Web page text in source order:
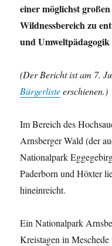
einer möglichst
Wildnessbereich zu
und
(Der Bericht ist am 7.
Bürgerlisteerschienen.)
Im Bereich des
Arnsberger Wald (der
Nationalpark
Paderborn und Höxter
hineinreicht.
Ein Nationalpark
Kreistagen in